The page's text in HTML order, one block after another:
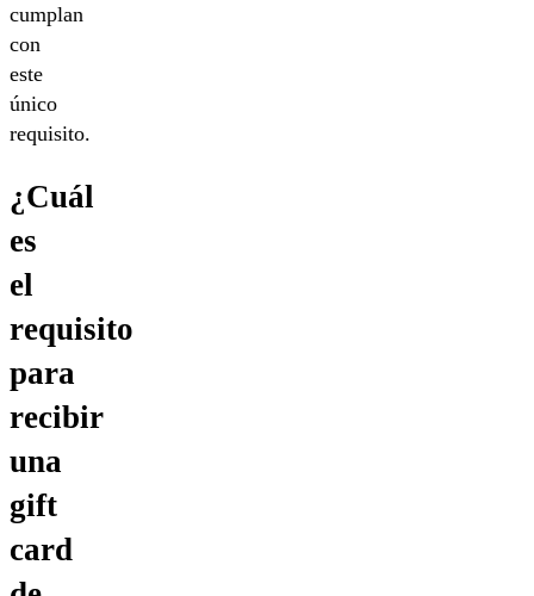
cumplan
con
este
único
requisito.
¿Cuál
es
el
requisito
para
recibir
una
gift
card